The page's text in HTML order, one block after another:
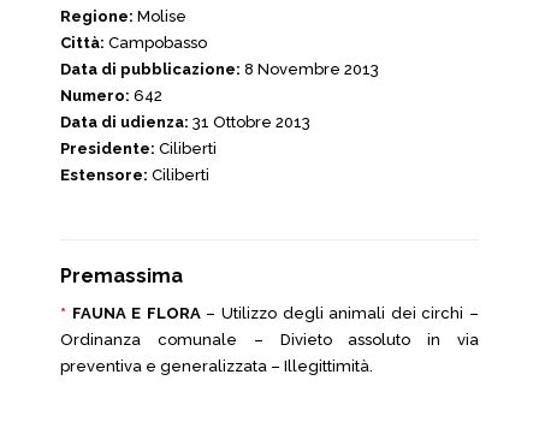
Regione: Molise
Città: Campobasso
Data di pubblicazione: 8 Novembre 2013
Numero: 642
Data di udienza: 31 Ottobre 2013
Presidente: Ciliberti
Estensore: Ciliberti
Premassima
* FAUNA E FLORA– Utilizzo degli animali dei circhi –
Ordinanza comunale – Divieto assoluto in via
preventiva e generalizzata – Illegittimità.